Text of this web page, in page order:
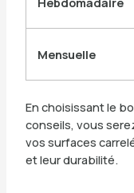
Mensuelle
En choisissant le
conseils, vous
vos surfaces
et leur durabilité.